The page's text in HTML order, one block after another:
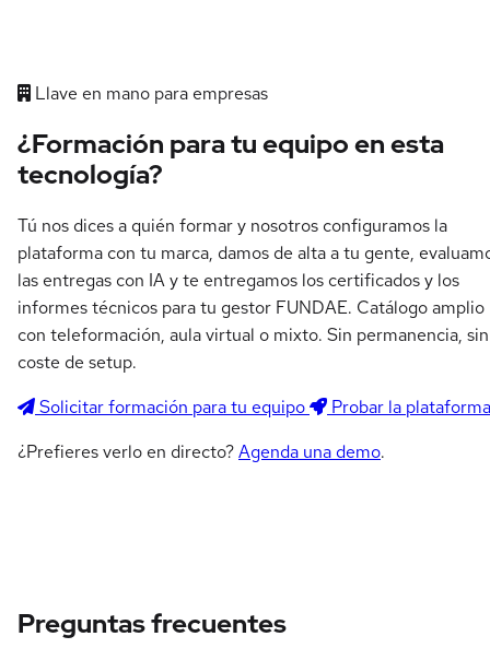
Llave en mano para empresas
¿Formación para tu equipo en esta
tecnología?
Tú nos dices a quién formar y nosotros configuramos la
plataforma con tu marca, damos de alta a tu gente,
las entregas con IA y te entregamos los certificados y los
informes técnicos para tu gestor FUNDAE. Catálogo amplio
con teleformación, aula virtual o mixto. Sin permanencia, sin
coste de setup.
Solicitar formación para tu equipo
Probar la plataforma
¿Prefieres verlo en directo?Agenda una demo.
Preguntas frecuentes